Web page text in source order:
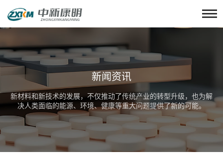
新闻资讯
新材料和新技术的发展，不仅推动了传统产业的转型升级，也为解
决人类面临的能源、环境、健康等重大问题提供了新的可能。